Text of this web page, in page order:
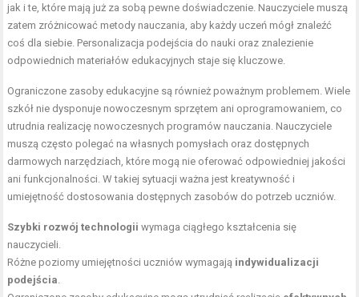
jak i te, które mają już za sobą pewne doświadczenie. Nauczyciele muszą
zatem zróżnicować metody nauczania, aby każdy uczeń mógł znaleźć
coś dla siebie. Personalizacja podejścia do nauki oraz znalezienie
odpowiednich materiałów edukacyjnych staje się kluczowe.
Ograniczone zasoby edukacyjne są również poważnym problemem. Wiele
szkół nie dysponuje nowoczesnym sprzętem ani oprogramowaniem, co
utrudnia realizację nowoczesnych programów nauczania. Nauczyciele
muszą często polegać na własnych pomysłach oraz dostępnych
darmowych narzędziach, które mogą nie oferować odpowiedniej jakości
ani funkcjonalności. W takiej sytuacji ważna jest kreatywność i
umiejętność dostosowania dostępnych zasobów do potrzeb uczniów.
Szybki rozwój technologii wymaga ciągłego kształcenia się
nauczycieli.
Różne poziomy umiejętności uczniów wymagają indywidualizacji
podejścia